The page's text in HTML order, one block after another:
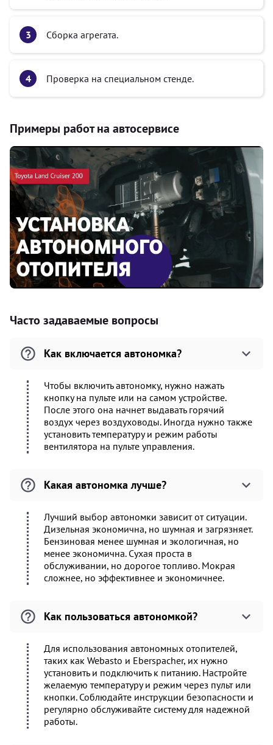
Сборка агрегата.
Проверка на специальном стенде.
Примеры работ на автосервисе
Часто задаваемые вопросы
Как включается автономка?
Чтобы включить автономку, нужно нажать
кнопку на пульте или на самом устройстве.
После этого она начнет выдавать горячий
воздух через воздуховоды. Иногда нужно также
установить температуру и режим работы
вентилятора на пульте управления.
Какая автономка лучше?
Лучший выбор автономки зависит от ситуации.
Дизельная экономична, но шумная и загрязняет.
Бензиновая менее шумная и экологичная, но
менее экономична. Сухая проста в
обслуживании, но дорогое топливо. Мокрая
сложнее, но эффективнее и экономичнее.
Как пользоваться автономкой?
Для использования автономных отопителей,
таких как Webasto и Eberspacher, их нужно
установить и подключить к питанию. Настройте
желаемую температуру и режим через пульт или
кнопки. Соблюдайте инструкции безопасности и
регулярно обслуживайте систему для надежной
работы.